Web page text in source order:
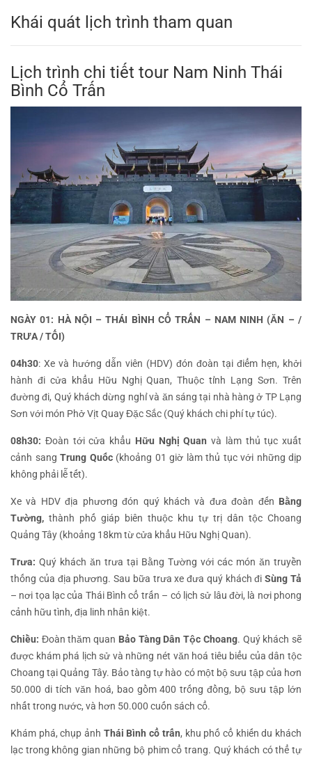
Khái quát lịch trình tham quan
Lịch trình chi tiết tour Nam Ninh Thái
Bình Cổ Trấn
NGÀY 01: HÀ NỘI – THÁI BÌNH CỔ TRẤN – NAM NINH (ĂN – /
TRƯA / TỐI)
04h30: Xe và hướng dẫn viên (HDV) đón đoàn tại điểm hẹn, khởi
hành đi cửa khẩu Hữu Nghị Quan, Thuộc tỉnh Lạng Sơn. Trên
đường đi, Quý khách dừng nghỉ và ăn sáng tại nhà hàng ở TP Lạng
Sơn với món Phở Vịt Quay Đặc Sắc (Quý khách chi phí tự túc).
08h30: Đoàn tới cửa khẩu Hữu Nghị Quan và làm thủ tục xuất
cảnh sang Trung Quốc (khoảng 01 giờ làm thủ tục với những dịp
không phải lễ tết).
Xe và HDV địa phương đón quý khách và đưa đoàn đến Bằng
Tường, thành phố giáp biên thuộc khu tự trị dân tộc Choang
Quảng Tây (khoảng 18km từ cửa khẩu Hữu Nghị Quan).
Trưa: Quý khách ăn trưa tại Bằng Tường với các món ăn truyền
thống của địa phương. Sau bữa trưa xe đưa quý khách điSùng Tả
– nơi tọa lạc của Thái Bình cổ trấn – có lịch sử lâu đời, là nơi phong
cảnh hữu tình, địa linh nhân kiệt.
Chiều: Đoàn thăm quan Bảo Tàng Dân Tộc Choang. Quý khách sẽ
được khám phá lịch sử và những nét văn hoá tiêu biểu của dân tộc
Choang tại Quảng Tây. Bảo tàng tự hào có một bộ sưu tập của hơn
50.000 di tích văn hoá, bao gồm 400 trống đồng, bộ sưu tập lớn
nhất trong nước, và hơn 50.000 cuốn sách cổ.
Khám phá, chụp ảnh Thái Bình cổ trấn, khu phố cổ khiến du khách
lạc trong không gian những bộ phim cổ trang. Quý khách có thể tự